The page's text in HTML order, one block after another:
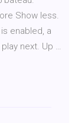
Show less.
enabled, a
next. Up …